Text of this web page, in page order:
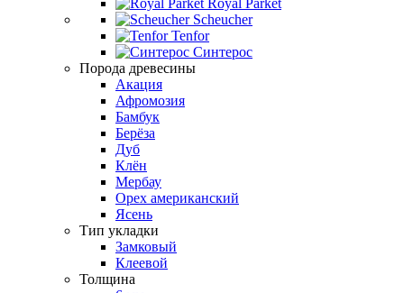
Royal Parket
Scheucher
Tenfor
Синтерос
Порода древесины
Акация
Афромозия
Бамбук
Берёза
Дуб
Клён
Мербау
Орех американский
Ясень
Тип укладки
Замковый
Клеевой
Толщина